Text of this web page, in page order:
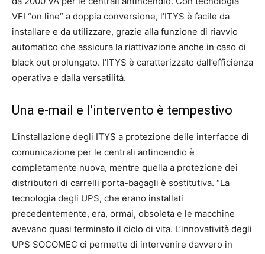
VFI “on line” a doppia conversione, l’ITYS è facile da
installare e da utilizzare, grazie alla funzione di riavvio
automatico che assicura la riattivazione anche in caso di
black out prolungato. l’ITYS è caratterizzato dall’efficienza
operativa e dalla versatilità.
Una e-mail e l’intervento è tempestivo
L’installazione degli ITYS a protezione delle interfacce di
comunicazione per le centrali antincendio è
completamente nuova, mentre quella a protezione dei
distributori di carrelli porta-bagagli è sostitutiva. “La
tecnologia degli UPS, che erano installati
precedentemente, era, ormai, obsoleta e le macchine
avevano quasi terminato il ciclo di vita. L’innovatività degli
UPS SOCOMEC ci permette di intervenire davvero in